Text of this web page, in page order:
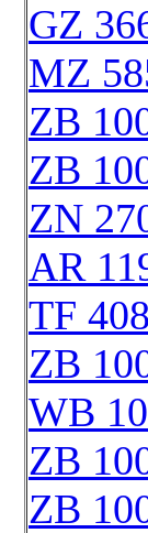
GZ
MZ
ZB
ZB
ZN
AR
TF
ZB
WB
ZB
ZB